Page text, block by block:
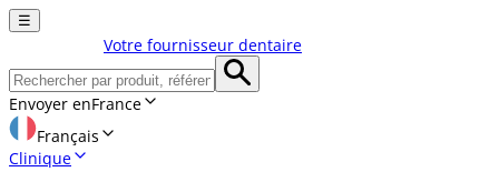
☰
Votre fournisseur dentaire
Envoyer enFrance
Français
Clinique